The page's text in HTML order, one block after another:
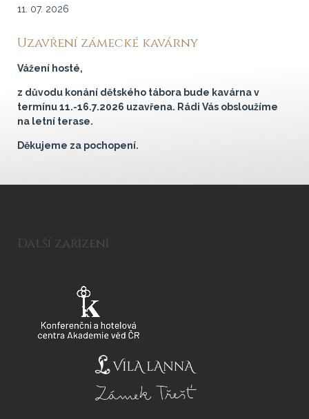
11. 07. 2026
Uzavření zámecké kavárny
Vážení hosté,
z důvodu konání dětského tábora bude kavárna v
termínu 11.-16.7.2026 uzavřena. Rádi Vás obsloužíme
na letní terase.
Děkujeme za pochopení.
Další zařízení